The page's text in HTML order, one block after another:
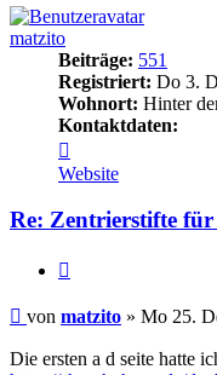
matzito
Beiträge: 551
Registriert: Do 3.
Wohnort: Hinter
Kontaktdaten:
von
matzito
Website
Re: Zentrierstifte
Beitrag
von matzito » Mo 25.
Die ersten a d seite hatte